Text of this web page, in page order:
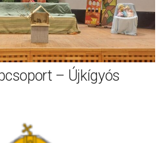
– Újkígyós